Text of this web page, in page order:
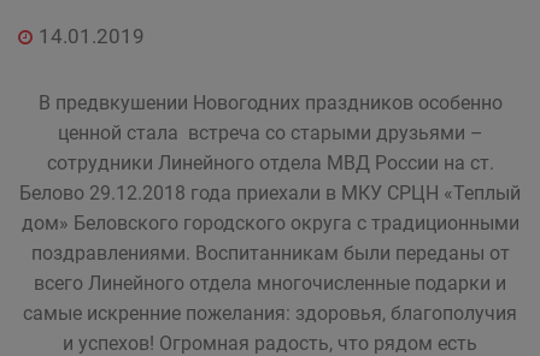
14.01.2019
В предвкушении Новогодних праздников особенно
ценной стала встреча со старыми друзьями –
сотрудники Линейного отдела МВД России на ст.
Белово 29.12.2018 года приехали в МКУ СРЦН «Теплый
дом» Беловского городского округа с традиционными
поздравлениями. Воспитанникам были переданы от
всего Линейного отдела многочисленные подарки и
самые искренние пожелания: здоровья, благополучия
и успехов! Огромная радость, что рядом есть